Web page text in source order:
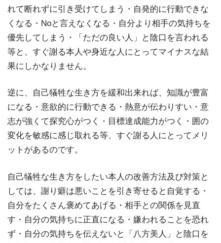
れて断れずに引き受けてしまう・自発的に行動できな
くなる・Noと言えなくなる・自分より相手の気持ちを
優先してしまう・「ただの良い人」と陰口を言われる
等と、すぐ謝る本人や身近な人にとってマイナスな結
果にしかなりません。
逆に、自己犠牲な生き方を緩和出来れば、知識が豊富
になる・意欲的に行動できる・熱意が伝わりすい・意
志が強くて探究心がつく・目標達成能力がつく・囲の
変化を敏感に感じ取れる等、すぐ謝る人にとってメリ
ットがあるのです。
自己犠牲な生き方をしたい本人の改善方法及び対策と
しては、謝り癖は悪いことを引き寄せると自覚する・
自分をたくさん褒めてあげる・相手との関係を見直
す・自分の気持ちに正直になる・嫌われることを恐れ
ず・自分の気持ちを伝えないと「八方美人」と陰口を